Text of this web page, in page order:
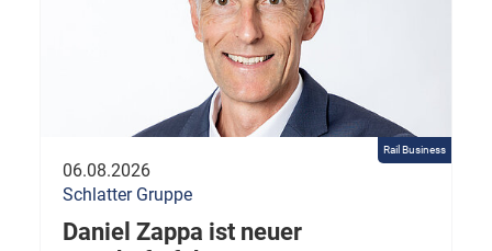
Rail Business
06.08.2026
Schlatter Gruppe
Daniel Zappa ist neuer